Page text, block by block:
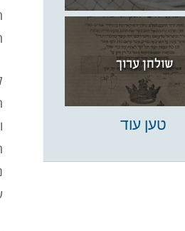
שולחן ערוך
טען עוד